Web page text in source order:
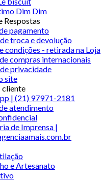
Dim Dim
Respostas
pagamento
troca e devolução
condições - retirada na Loja
compras internacionais
privacidade
site
cliente
| (21) 97971-2181
atendimento
de Imprensa |
e Artesanato